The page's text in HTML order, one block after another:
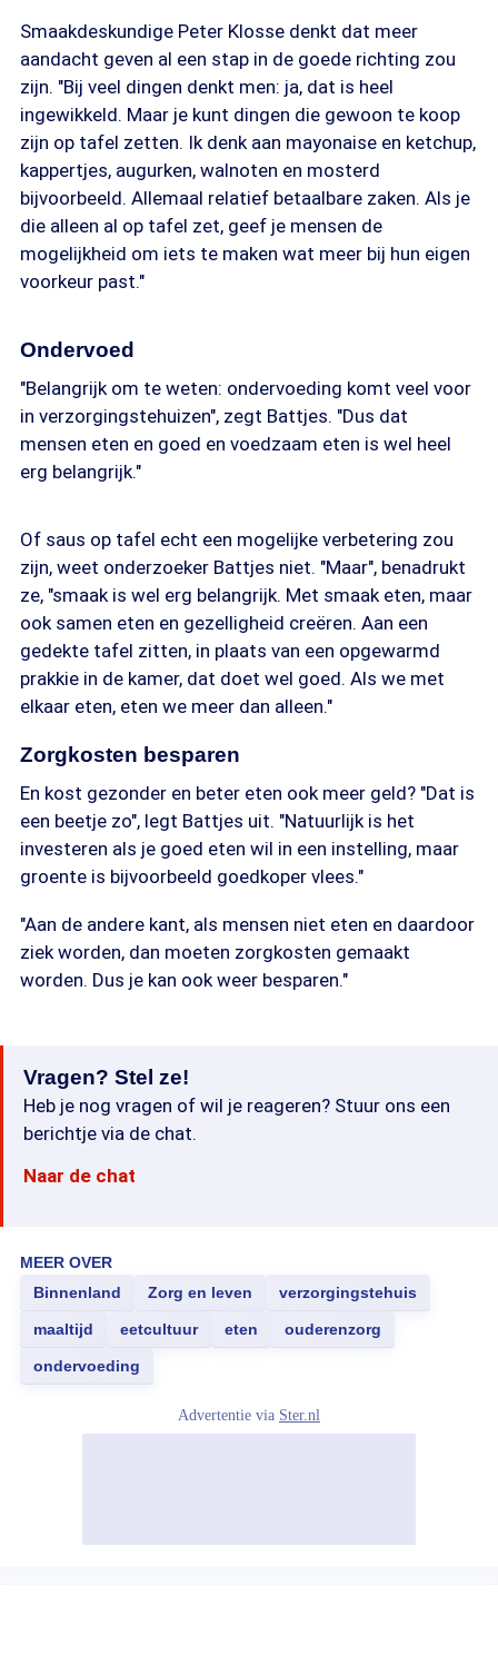
Smaakdeskundige Peter Klosse denkt dat meer
aandacht geven al een stap in de goede richting zou
zijn. "Bij veel dingen denkt men: ja, dat is heel
ingewikkeld. Maar je kunt dingen die gewoon te koop
zijn op tafel zetten. Ik denk aan mayonaise en ketchup,
kappertjes, augurken, walnoten en mosterd
bijvoorbeeld. Allemaal relatief betaalbare zaken. Als je
die alleen al op tafel zet, geef je mensen de
mogelijkheid om iets te maken wat meer bij hun eigen
voorkeur past."
Ondervoed
"Belangrijk om te weten: ondervoeding komt veel voor
in verzorgingstehuizen", zegt Battjes. "Dus dat
mensen eten en goed en voedzaam eten is wel heel
erg belangrijk."
Of saus op tafel echt een mogelijke verbetering zou
zijn, weet onderzoeker Battjes niet. "Maar", benadrukt
ze, "smaak is wel erg belangrijk. Met smaak eten, maar
ook samen eten en gezelligheid creëren. Aan een
gedekte tafel zitten, in plaats van een opgewarmd
prakkie in de kamer, dat doet wel goed. Als we met
elkaar eten, eten we meer dan alleen."
Zorgkosten besparen
En kost gezonder en beter eten ook meer geld? "Dat is
een beetje zo", legt Battjes uit. "Natuurlijk is het
investeren als je goed eten wil in een instelling, maar
groente is bijvoorbeeld goedkoper vlees."
"Aan de andere kant, als mensen niet eten en daardoor
ziek worden, dan moeten zorgkosten gemaakt
worden. Dus je kan ook weer besparen."
Vragen? Stel ze!
Heb je nog vragen of wil je reageren? Stuur ons een
berichtje via de chat.
Naar de chat
MEER OVER
Binnenland
Zorg en leven verzorgingstehuis
maaltijd eetcultuur eten ouderenzorg
ondervoeding
Advertentie via Ster.nl